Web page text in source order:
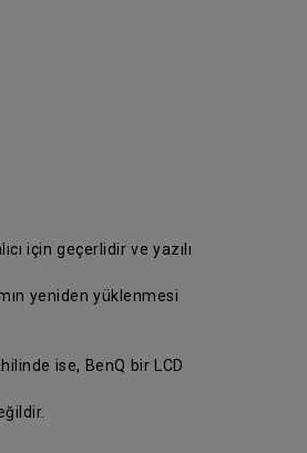
için geçerlidir ve yazılı
yeniden yüklenmesi
ise, BenQ bir LCD